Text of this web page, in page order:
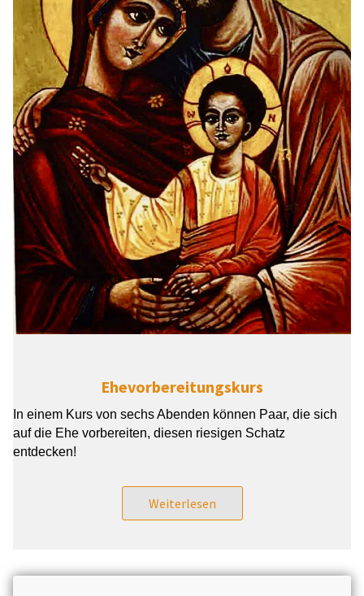
Ehevorbereitungskurs
In einem Kurs von sechs Abenden können Paar, die sich
auf die Ehe vorbereiten, diesen riesigen Schatz
entdecken!
Weiterlesen